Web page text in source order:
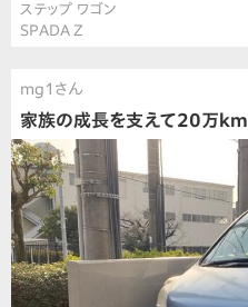
ステップ ワゴン
SPADA Z
mg1さん
家族の成長を支えて20万km